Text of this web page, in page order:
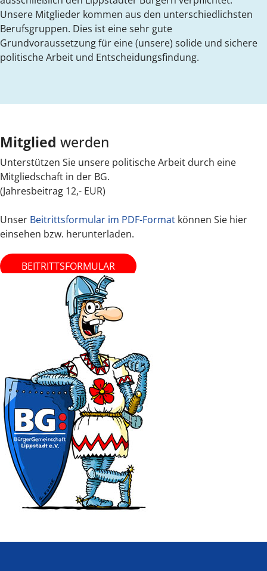
Unsere Mitglieder kommen aus den unterschiedlichsten
Berufsgruppen. Dies ist eine sehr gute
Grundvoraussetzung für eine (unsere) solide und sichere
politische Arbeit und Entscheidungsfindung.
Mitglied werden
Unterstützen Sie unsere politische Arbeit durch eine
Mitgliedschaft in der BG.
(Jahresbeitrag 12,- EUR)
Unser Beitrittsformular im PDF-Format können Sie hier
einsehen bzw. herunterladen.
BEITRITTSFORMULAR